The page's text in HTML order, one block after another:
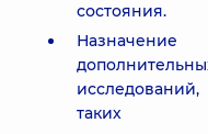
состояния.
Назначение
исследований,
таких